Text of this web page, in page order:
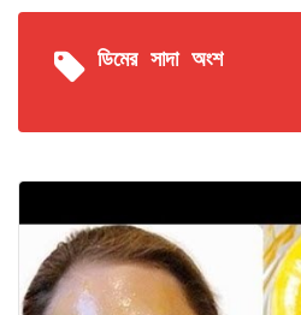
ডিমের সাদা অংশ